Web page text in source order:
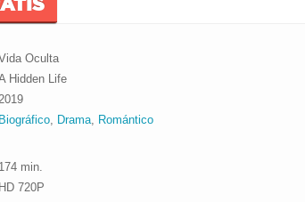
Oculta
Hidden Life
Biográfico, Drama, Romántico
174 min.
HD 720P